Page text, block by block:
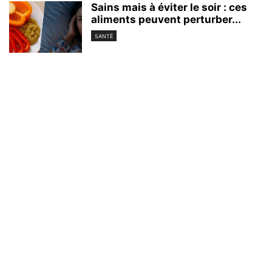
Sains mais à éviter le soir : ces
aliments peuvent perturber...
SANTÉ